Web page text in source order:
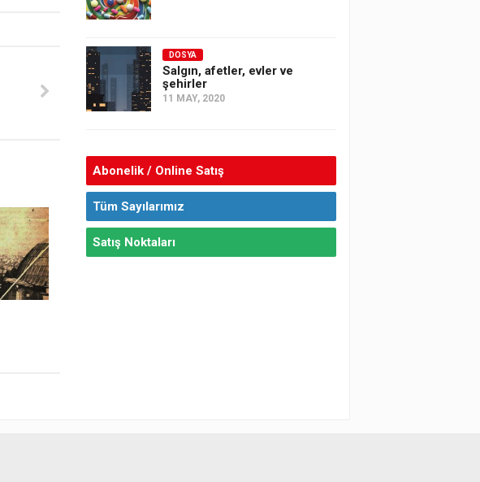
DOSYA
Salgın, afetler, evler ve
şehirler
11 MAY, 2020
Abonelik / Online Satış
Tüm Sayılarımız
Satış Noktaları